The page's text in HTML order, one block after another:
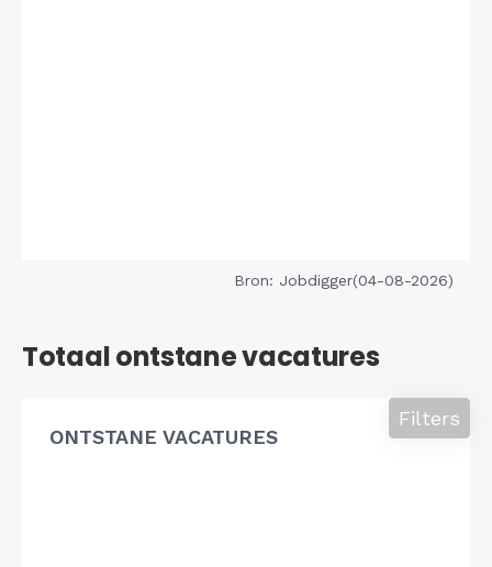
Bron: Jobdigger(04-08-2026)
Totaal ontstane vacatures
ONTSTANE VACATURES
Filters